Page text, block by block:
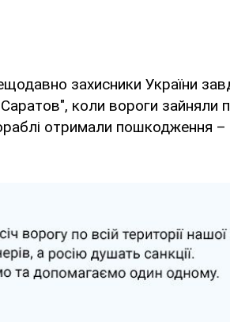
захисники України
коли вороги зайняли
отримали пошкодження